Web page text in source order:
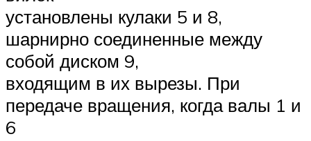
установлены кулаки 5 и 8,
шарнирно соединенные между
собой диском 9,
входящим в их вырезы. При
передаче вращения, когда валы 1 и
6